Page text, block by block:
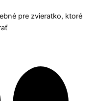
pre zvieratko, ktoré